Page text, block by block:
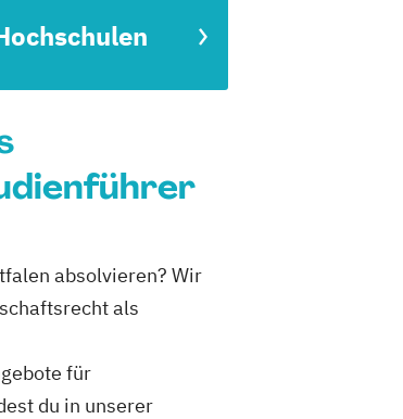
absolvieren? Wir
als
für
du in unserer